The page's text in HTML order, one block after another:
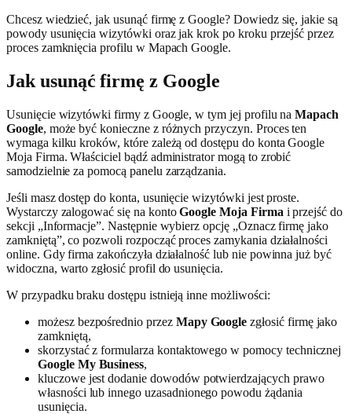
Chcesz wiedzieć, jak usunąć firmę z Google? Dowiedz się, jakie są
powody usunięcia wizytówki oraz jak krok po kroku przejść przez
proces zamknięcia profilu w Mapach Google.
Jak usunąć firmę z Google
Usunięcie wizytówki firmy z Google, w tym jej profilu naMapach
Google, może być konieczne z różnych przyczyn. Proces ten
wymaga kilku kroków, które zależą od dostępu do konta Google
Moja Firma. Właściciel bądź administrator mogą to zrobić
samodzielnie za pomocą panelu zarządzania.
Jeśli masz dostęp do konta, usunięcie wizytówki jest proste.
Wystarczy zalogować się na kontoGoogle Moja Firma i przejść do
sekcji „Informacje”. Następnie wybierz opcję „Oznacz firmę jako
zamkniętą”, co pozwoli rozpocząć proces zamykania działalności
online. Gdy firma zakończyła działalność lub nie powinna już być
widoczna, warto zgłosić profil do usunięcia.
W przypadku braku dostępu istnieją inne możliwości:
możesz bezpośrednio przez Mapy Google zgłosić firmę jako
zamkniętą,
skorzystać z formularza kontaktowego w pomocy technicznej
Google My Business,
kluczowe jest dodanie dowodów potwierdzających prawo
własności lub innego uzasadnionego powodu żądania
usunięcia.